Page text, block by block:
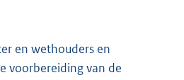
en wethouders en
voorbereiding van de